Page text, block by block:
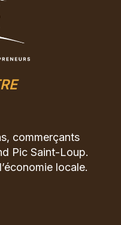
commerçants
Pic Saint-Loup.
locale.